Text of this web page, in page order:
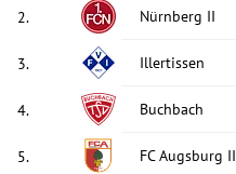
2. Nürnberg II
3. Illertissen
4. Buchbach
5. FC Augsburg II